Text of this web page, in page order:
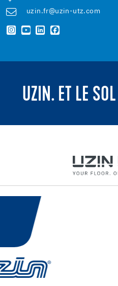
uzin.fr@uzin-utz.com
UZIN. ET LE